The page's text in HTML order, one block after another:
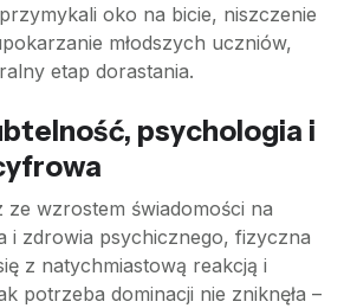
oko na bicie, niszczenie
młodszych uczniów,
etap dorastania.
psychologia i
wzrostem świadomości na
i zdrowia psychicznego, fizyczna
z natychmiastową reakcją i
potrzeba dominacji nie zniknęła –